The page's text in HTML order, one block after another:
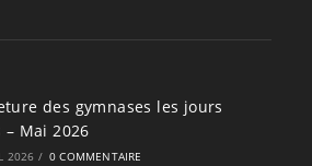
des gymnases les jours
Mai 2026
2026 / 0 COMMENTAIRE